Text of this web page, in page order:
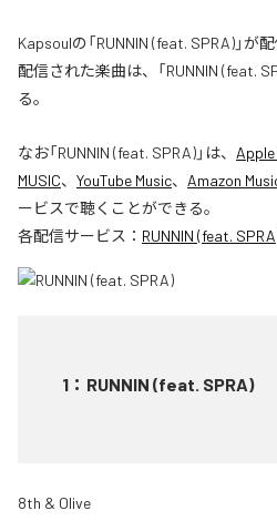
Kapsoulの「RUNNIN (feat. SPRA)」
配信された楽曲は、「RUNNIN (feat.
る。
なお「RUNNIN (feat. SPRA)」は、
MUSIC、 YouTube Music、 Amazon
ービスで聴くことができる。
各配信サービス： RUNNIN (feat.
1 ： RUNNIN (feat. SPRA)
8th & Olive